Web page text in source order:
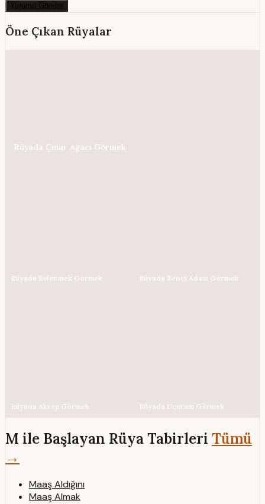
Yorumu Gönder
Öne Çıkan Rüyalar
Rüyada Çınar Ağacı Görmek
Rüyada Evlenmek Görmek Rüyada Zenci Adam Görmek
Rüyada Akrep Görmek Rüyada Uçurum Görmek
M ile Başlayan Rüya Tabirleri Tümü
→
Maaş Aldığını
Maaş Almak